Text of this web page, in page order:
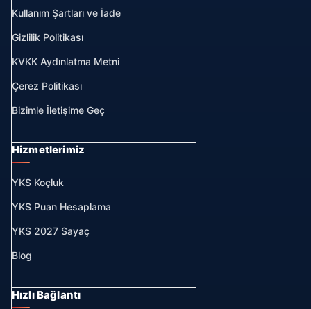
Kullanım Şartları ve İade
Gizlilik Politikası
KVKK Aydınlatma Metni
Çerez Politikası
Bizimle İletişime Geç
Hizmetlerimiz
YKS Koçluk
YKS Puan Hesaplama
YKS 2027 Sayaç
Blog
Hızlı Bağlantı